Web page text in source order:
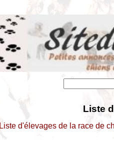
Liste
d'élevages de la race de